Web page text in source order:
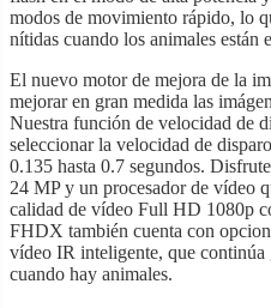
modos de movimiento rápido, lo
nítidas cuando los animales están
El nuevo motor de mejora de la
mejorar en gran medida las
Nuestra función de velocidad de
seleccionar la velocidad de
0.135 hasta 0.7 segundos.
24 MP y un procesador de vídeo
calidad de vídeo Full HD 1080p
FHDX también cuenta con
vídeo IR inteligente, que continúa
cuando hay animales.